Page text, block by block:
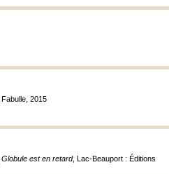
Fabulle, 2015
Globule est en retard, Lac-Beauport : Éditions